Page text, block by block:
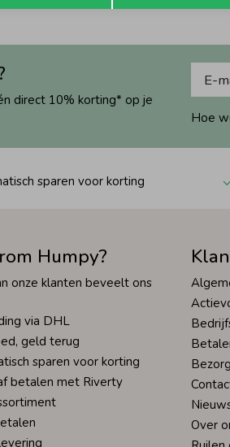
direct 10% korting* op je
Hoe
sparen voor korting
Humpy?
onze klanten beveelt ons
via DHL
geld terug
sparen voor korting
betalen met Riverty
Over